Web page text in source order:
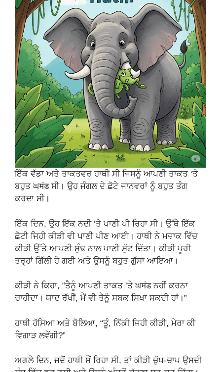
ਇੱਕ ਵੱਡਾ ਅਤੇ ਤਾਕਤਵਰ ਹਾਥੀ ਸੀ ਜਿਸਨੂੰ ਆਪਣੀ ਤਾਕਤ ‘ਤੇ
ਬਹੁਤ ਘमंड ਸੀ। ਉਹ ਜੰਗਲ ਦੇ ਛੋਟੇ ਜਾਨਵਰਾਂ ਨੂੰ ਬਹੁਤ ਤੰਗ
ਕਰਦਾ ਸੀ।
ਇੱਕ ਦਿਨ, ਉਹ ਇੱਕ ਨਦੀ ‘ਤੇ ਪਾਣੀ ਪੀ ਰਿਹਾ ਸੀ। ਉੱਥੇ ਇੱਕ
ਛੋਟੀ ਜਿਹੀ ਕੀੜੀ ਵੀ ਪਾਣੀ ਪੀਣ ਆਈ। ਹਾਥੀ ਨੇ ਮਜ਼ਾਕ ਵਿੱਚ
ਕੀੜੀ ਉੱਤੇ ਆਪਣੀ ਸੁੰਢ ਨਾਲ ਪਾਣੀ ਸੁੱਟ ਦਿੱਤਾ। ਕੀੜੀ ਪੂਰੀ
ਤਰ੍ਹਾਂ ਗਿੱਲੀ ਹੋ ਗਈ ਅਤੇ ਉਸਨੂੰ ਬਹੁਤ ਗੁੱਸਾ ਆਇਆ।
ਕੀੜੀ ਨੇ ਕਿਹਾ, “ਤੈਨੂੰ ਆਪਣੀ ਤਾਕਤ ‘ਤੇ ਘमंड ਨਹੀਂ ਕਰਨਾ
ਚਾਹੀਦਾ। ਯਾਦ ਰੱਖੀਂ, ਮੈਂ ਵੀ ਤੈਨੂੰ ਸਬਕ ਸਿਖਾ ਸਕਦੀ ਹਾਂ।”
ਹਾਥੀ ਹੱਸਿਆ ਅਤੇ ਬੋਲਿਆ, “ਤੂੰ, ਨਿੱਕੀ ਜਿਹੀ ਕੀੜੀ, ਮੇਰਾ ਕੀ
ਵਿਗਾੜ ਲਵੇਂਗੀ?”
ਅਗਲੇ ਦਿਨ, ਜਦੋਂ ਹਾਥੀ ਸੌਂ ਰਿਹਾ ਸੀ, ਤਾਂ ਕੀੜੀ ਚੁੱਪ-ਚਾਪ ਉਸਦੀ